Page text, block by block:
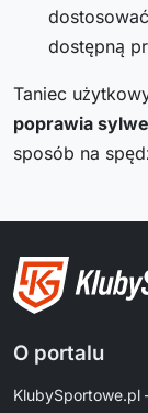
dostępną
Taniec
poprawia
sposób na
O portalu
KlubySportowe.pl